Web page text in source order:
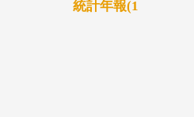
統計年報(1